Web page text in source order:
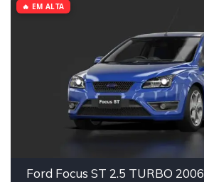
Ford Focus ST 2.5 TURBO 2006
🔥 EM ALTA